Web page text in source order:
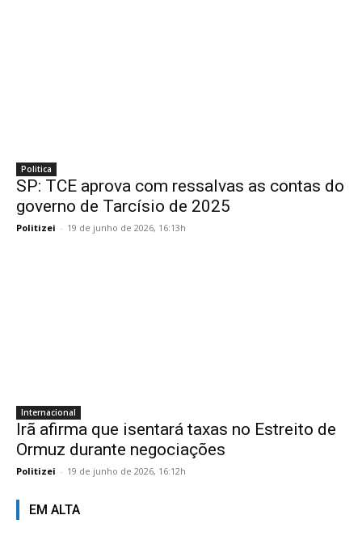
Politica
SP: TCE aprova com ressalvas as contas do
governo de Tarcísio de 2025
Politizei - 19 de junho de 2026, 16:13h
Internacional
Irã afirma que isentará taxas no Estreito de
Ormuz durante negociações
Politizei - 19 de junho de 2026, 16:12h
EM ALTA